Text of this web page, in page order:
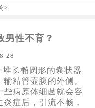
>
男性不育？
28
长椭圆形的囊状器
精管壶腹的外侧。
些病原体细菌就会容
症后，引流不畅，